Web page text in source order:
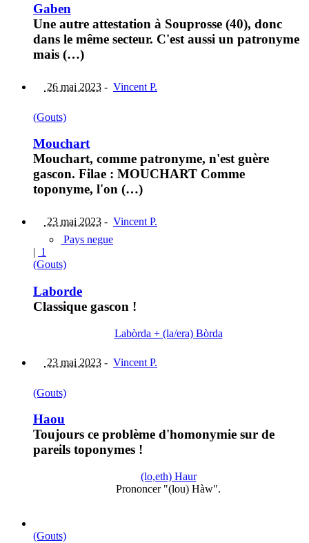
Gaben
Une autre attestation à Souprosse (40), donc
dans le même secteur. C'est aussi un patronyme
mais (…)
26 mai 2023 - Vincent P.
(Gouts)
Mouchart
Mouchart, comme patronyme, n'est guère
gascon. Filae : MOUCHART Comme
toponyme, l'on (…)
23 mai 2023 - Vincent P.
Pays negue
| 1
(Gouts)
Laborde
Classique gascon !
Labòrda + (la/era) Bòrda
23 mai 2023 - Vincent P.
(Gouts)
Haou
Toujours ce problème d'homonymie sur de
pareils toponymes !
(lo,eth) Haur
Prononcer "(lou) Hàw".
(Gouts)